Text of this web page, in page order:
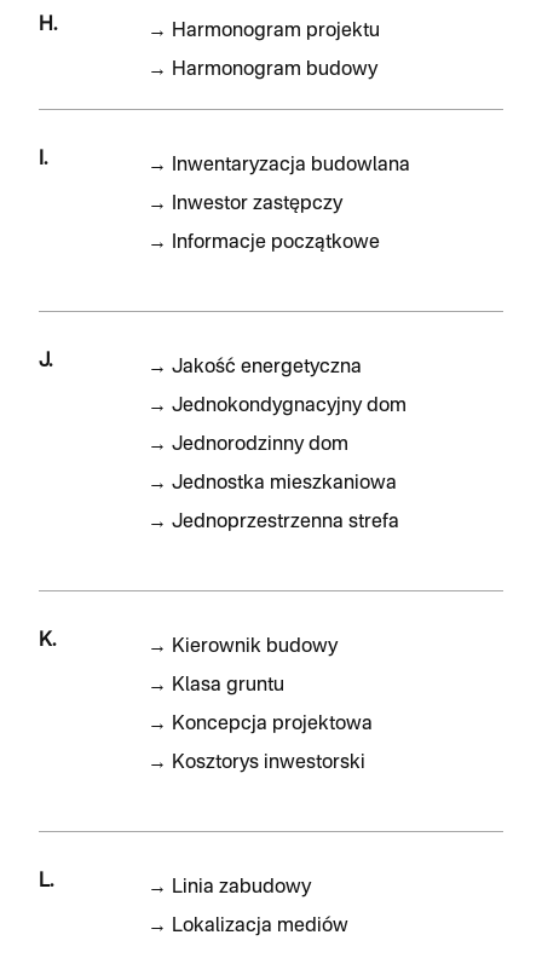
H. → Harmonogram projektu
→ Harmonogram budowy
I. →
Inwentaryzacja budowlana
→
Inwestor zastępczy
→
Informacje początkowe
J. → Jakość energetyczna
→ Jednokondygnacyjny dom
→ Jednorodzinny dom
→ Jednostka mieszkaniowa
→ Jednoprzestrzenna strefa
K. → Kierownik budowy
→ Klasa gruntu
→ Koncepcja projektowa
→ Kosztorys inwestorski
L. → Linia zabudowy
→ Lokalizacja mediów